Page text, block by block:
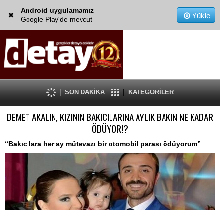
Android uygulamamız
Google Play'de mevcut
Yükle
SON DAKİKA KATEGORİLER
DEMET AKALIN, KIZININ BAKICILARINA AYLIK BAKIN NE KADAR
ÖDÜYOR!?
“Bakıcılara her ay mütevazı bir otomobil parası ödüyorum”